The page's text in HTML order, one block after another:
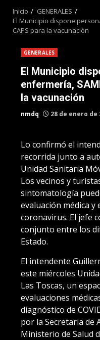
Inicio
GENERALES
El Municipio dispone
CAPS para la vacunación
GENERALES
El Municipio
enfermería,
la vacunación
nmdq 28 de enero de
Lo confirmó el
recorrida junto a
Unidad Sanitaria
Los vecinos y
sintomatología
evaluación médica y
coronavirus. El jefe
conjunto entre los
Estado.
El intendente
este miércoles
Las Toscas, un
evaluaciones
diagnóstico de
por la Secretaria de
Ministerio de Salud